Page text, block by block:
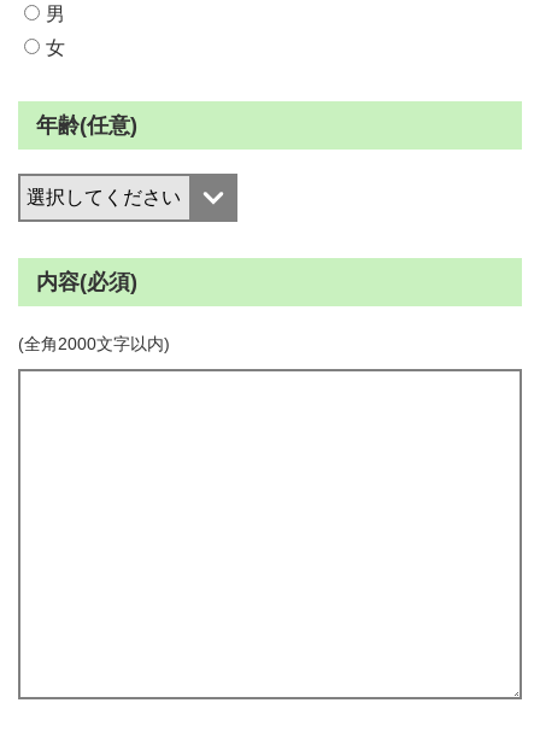
男
女
年齢(任意)
内容(必須)
(全角2000文字以内)